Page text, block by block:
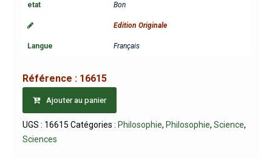
etat Bon
Edition Originale
Langue Français
Référence : 16615
Ajouter au panier
UGS : 16615 Catégories : Philosophie, Philosophie, Science,
Sciences